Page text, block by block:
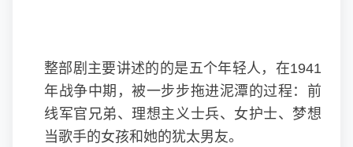
整部剧主要讲述的的是五个年轻人，在1941
年战争中期，被一步步拖进泥潭的过程：前
线军官兄弟、理想主义士兵、女护士、梦想
当歌手的女孩和她的犹太男友。